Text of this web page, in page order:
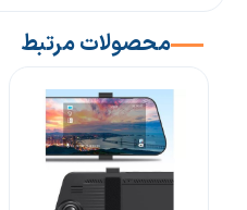
محصولات مرتبط